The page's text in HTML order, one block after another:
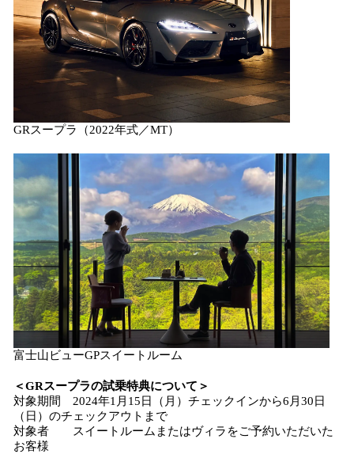
GRスープラ（2022年式／MT）
富士山ビューGPスイートルーム
＜GRスープラの試乗特典について＞
対象期間 2024年1月15日（月）チェックインから6月30日
（日）のチェックアウトまで
対象者 スイートルームまたはヴィラをご予約いただいた
お客様